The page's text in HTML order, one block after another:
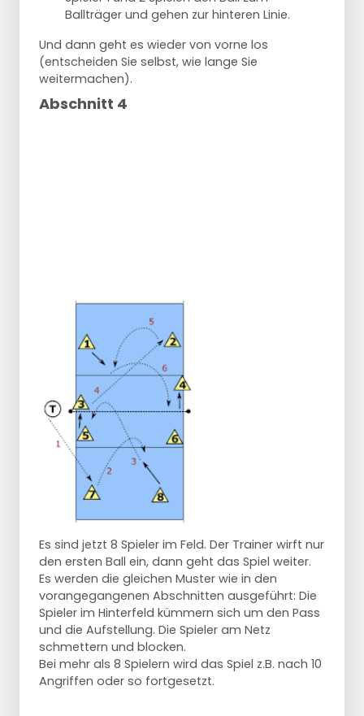
Ballträger und gehen zur hinteren Linie.
Und dann geht es wieder von vorne los
(entscheiden Sie selbst, wie lange Sie
weitermachen).
Abschnitt 4
Es sind jetzt 8 Spieler im Feld. Der Trainer wirft nur
den ersten Ball ein, dann geht das Spiel weiter.
Es werden die gleichen Muster wie in den
vorangegangenen Abschnitten ausgeführt: Die
Spieler im Hinterfeld kümmern sich um den Pass
und die Aufstellung. Die Spieler am Netz
schmettern und blocken.
Bei mehr als 8 Spielern wird das Spiel z.B. nach 10
Angriffen oder so fortgesetzt.